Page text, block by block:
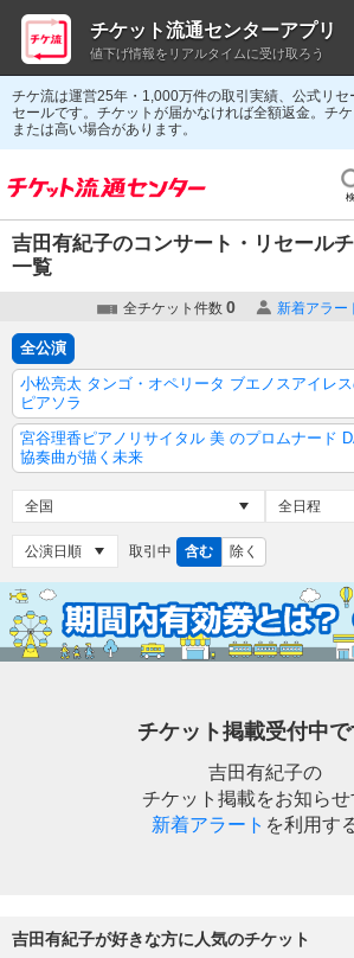
チケ流は運営25年・1,000万件の取引実績、公式リセ
セールです。チケットが届かなければ全額返金。チ
または高い場合があります。
吉田有紀子のコンサート・リセール
一覧
全チケット件数 0 新着アラー
全公演
小松亮太 タンゴ・オペリータ ブエノスアイレ
ピアソラ
宮谷理香ピアノリサイタル 美 のプロムナード
協奏曲が描く未来
取引中 含む 除く
チケット掲載受付中で
吉田有紀子の
チケット掲載をお知らせ
新着アラート を利用す
吉田有紀子が好きな方に人気のチケット
チケット流通センターアプリ
値下げ情報をリアルタイムに受け取ろう